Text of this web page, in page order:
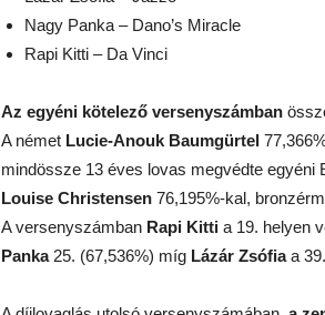
Nagy Panka – Dano’s Miracle
Rapi Kitti – Da Vinci
Az egyéni kötelező versenyszámban
A német Lucie-Anouk Baumgürtel
mindössze 13 éves lovas megvédte
Louise Christensen 76,195%-kal,
A versenyszámban Rapi Kitti a 19. helyen
Panka25. (67,536%) míg Lázár Zsófiaa